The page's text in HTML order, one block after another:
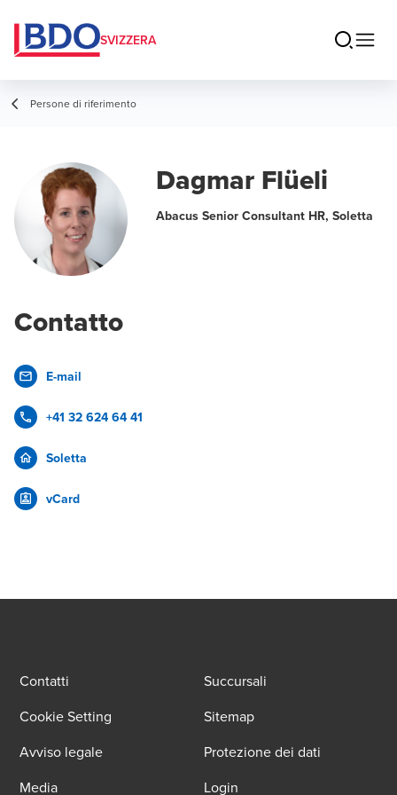
SVIZZERA
Persone di riferimento
Dagmar Flüeli
Abacus Senior Consultant HR, Soletta
Contatto
E-mail
+41 32 624 64 41
Soletta
vCard
Contatti
Succursali
Cookie Setting
Sitemap
Avviso legale
Protezione dei dati
Media
Login